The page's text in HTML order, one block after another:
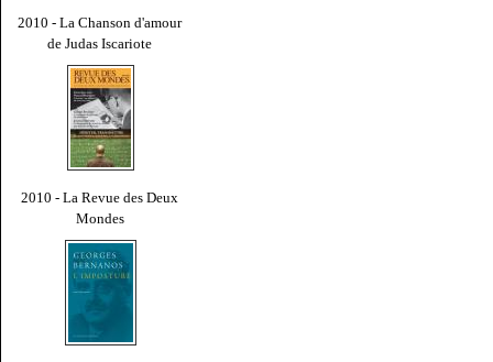
2010 - La Chanson d'amour
de Judas Iscariote
2010 - La Revue des Deux
Mondes